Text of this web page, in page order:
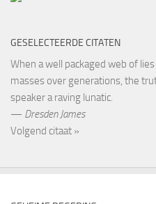
GESELECTEERDE CITATEN
When a well packaged web of
masses over generations, the
speaker a raving lunatic.
— Dresden James
Volgend citaat »